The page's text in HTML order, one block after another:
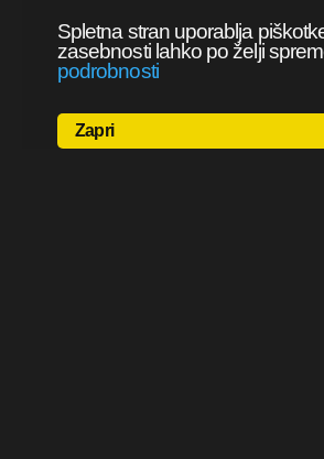
Spletna stran uporablja
zasebnosti lahko po želji
podrobnosti
Zapri